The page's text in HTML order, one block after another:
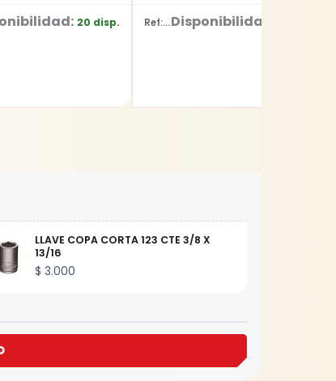
20 disp. Ref: YT-2491Disponibilidad:
LLAVE COPA CORTA 123 CTE 3/8 X
13/16
$ 3.000